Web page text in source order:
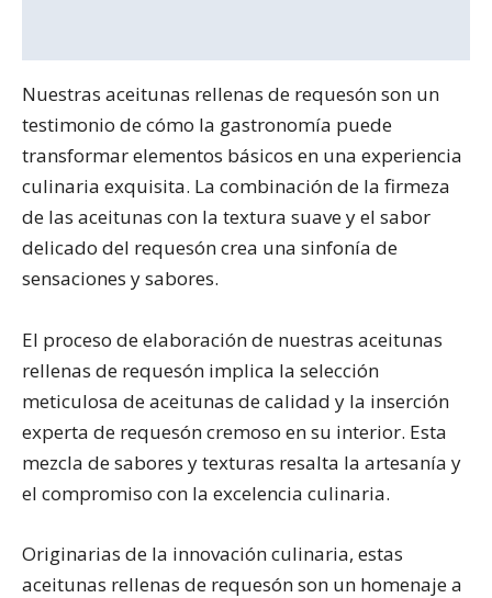
Nuestras aceitunas rellenas de requesón son un
testimonio de cómo la gastronomía puede
transformar elementos básicos en una experiencia
culinaria exquisita. La combinación de la firmeza
de las aceitunas con la textura suave y el sabor
delicado del requesón crea una sinfonía de
sensaciones y sabores.
El proceso de elaboración de nuestras aceitunas
rellenas de requesón implica la selección
meticulosa de aceitunas de calidad y la inserción
experta de requesón cremoso en su interior. Esta
mezcla de sabores y texturas resalta la artesanía y
el compromiso con la excelencia culinaria.
Originarias de la innovación culinaria, estas
aceitunas rellenas de requesón son un homenaje a